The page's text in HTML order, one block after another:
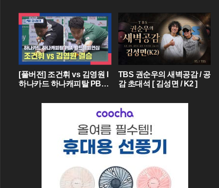
[풀버전] 조건휘 vs 김영원 I
하나카드 하나캐피탈 PBA
3.15 방송
TBS 권순우의 새벽공감 / 공
감 초대석 [ 김성면 / K2 ]